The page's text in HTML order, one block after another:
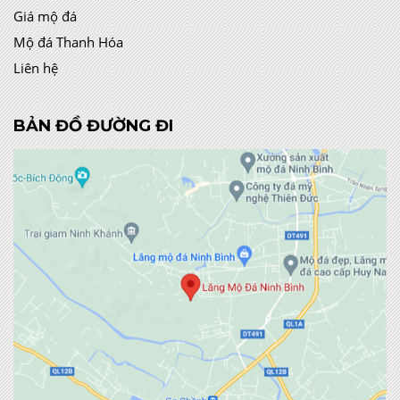
Giá mộ đá
Mộ đá Thanh Hóa
Liên hệ
BẢN ĐỒ ĐƯỜNG ĐI